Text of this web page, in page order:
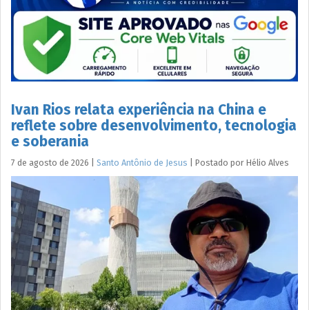
Ivan Rios relata experiência na China e
reflete sobre desenvolvimento, tecnologia
e soberania
7 de agosto de 2026 Santo Antônio de Jesus Postado por Hélio Alves